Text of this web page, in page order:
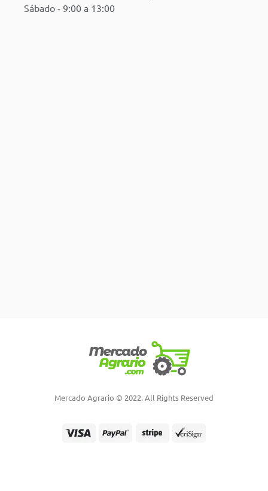
Sábado - 9:00 a 13:00
Mercado Agrario © 2022. All Rights Reserved